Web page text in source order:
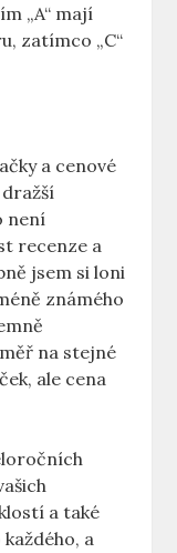
„A“ mají
zatímco „C“
a cenové
není
recenze a
jsem si loni
známého
na stejné
ale cena
a také
a